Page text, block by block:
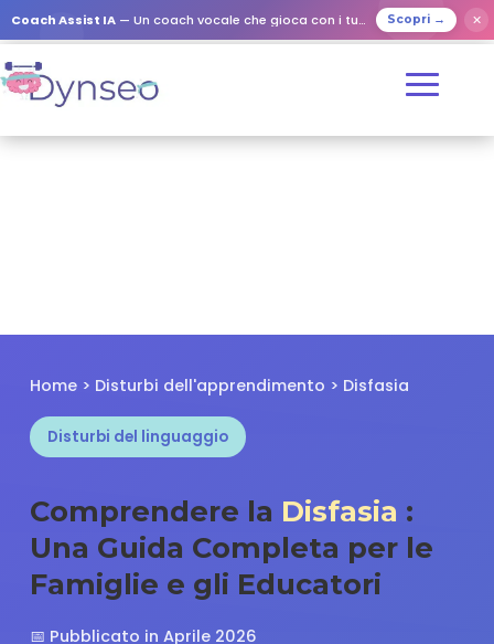
Coach Assist IA — Un coach vocale che gioca con i tuoi cari Scopri → ✕
Home > Disturbi dell'apprendimento > Disfasia
Disturbi del linguaggio
Comprendere la Disfasia :
Una Guida Completa per le
Famiglie e gli Educatori
📅 Pubblicato in Aprile 2026